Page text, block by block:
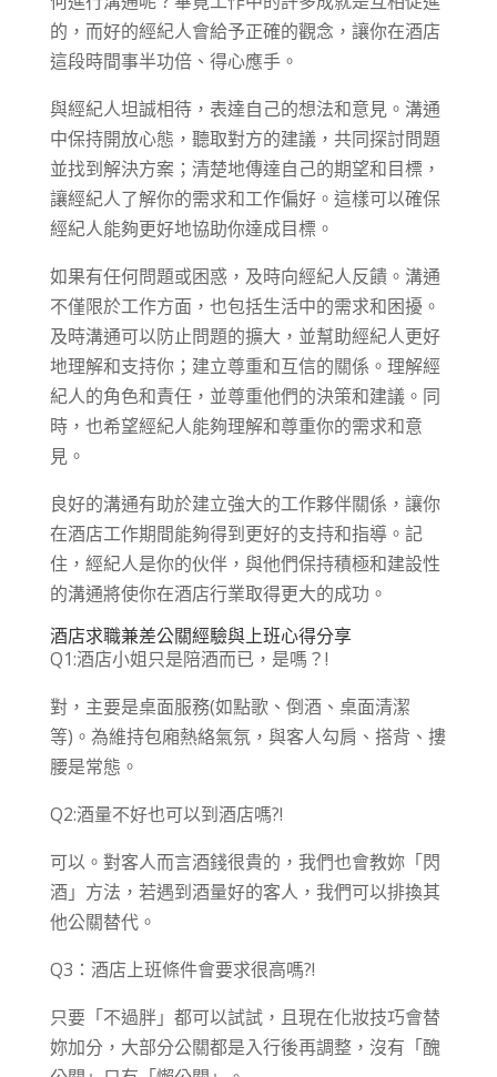
的，而好的經紀人會給予正確的觀念，讓你在酒店
這段時間事半功倍、得心應手。
與經紀人坦誠相待，表達自己的想法和意見。溝通
中保持開放心態，聽取對方的建議，共同探討問題
並找到解決方案；清楚地傳達自己的期望和目標，
讓經紀人了解你的需求和工作偏好。這樣可以確保
經紀人能夠更好地協助你達成目標。
如果有任何問題或困惑，及時向經紀人反饋。溝通
不僅限於工作方面，也包括生活中的需求和困擾。
及時溝通可以防止問題的擴大，並幫助經紀人更好
地理解和支持你；建立尊重和互信的關係。理解經
紀人的角色和責任，並尊重他們的決策和建議。同
時，也希望經紀人能夠理解和尊重你的需求和意
見。
良好的溝通有助於建立強大的工作夥伴關係，讓你
在酒店工作期間能夠得到更好的支持和指導。記
住，經紀人是你的伙伴，與他們保持積極和建設性
的溝通將使你在酒店行業取得更大的成功。
酒店求職兼差公關經驗與上班心得分享
Q1:酒店小姐只是陪酒而已，是嗎？!
對，主要是桌面服務(如點歌、倒酒、桌面清潔
等)。為維持包廂熱絡氣氛，與客人勾肩、搭背、摟
腰是常態。
Q2:酒量不好也可以到酒店嗎?!
可以。對客人而言酒錢很貴的，我們也會教妳「閃
酒」方法，若遇到酒量好的客人，我們可以排換其
他公關替代。
Q3：酒店上班條件會要求很高嗎?!
只要「不過胖」都可以試試，且現在化妝技巧會替
妳加分，大部分公關都是入行後再調整，沒有「醜